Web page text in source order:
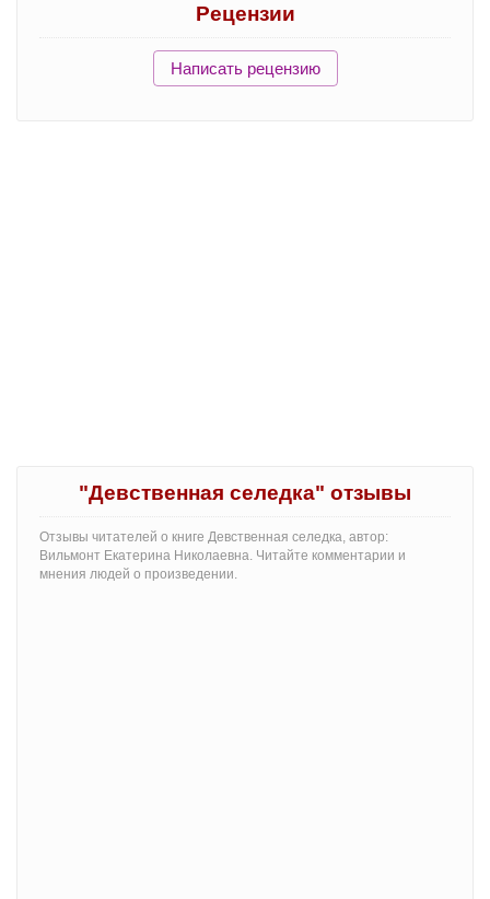
Рецензии
Написать рецензию
"Девственная селедка" отзывы
Отзывы читателей о книге Девственная селедка, автор:
Вильмонт Екатерина Николаевна. Читайте комментарии и
мнения людей о произведении.